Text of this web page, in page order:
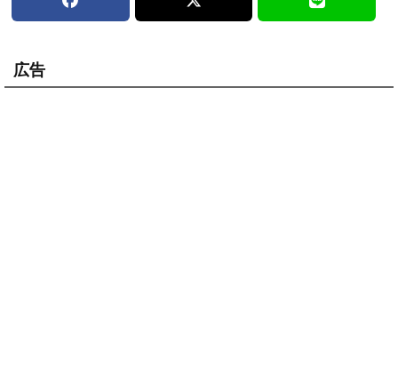
広告